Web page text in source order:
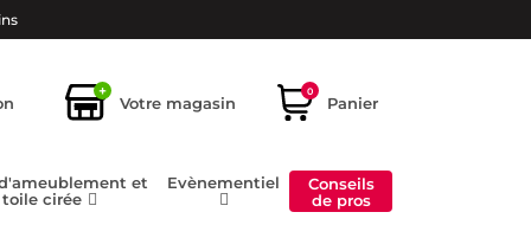
+
Votre magasin
0
Panier
et
toile cirée
Evènementiel
Conseils
de pros